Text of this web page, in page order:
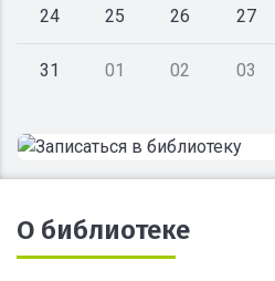
24 25 26 27
31 01 02 03
О библиотеке